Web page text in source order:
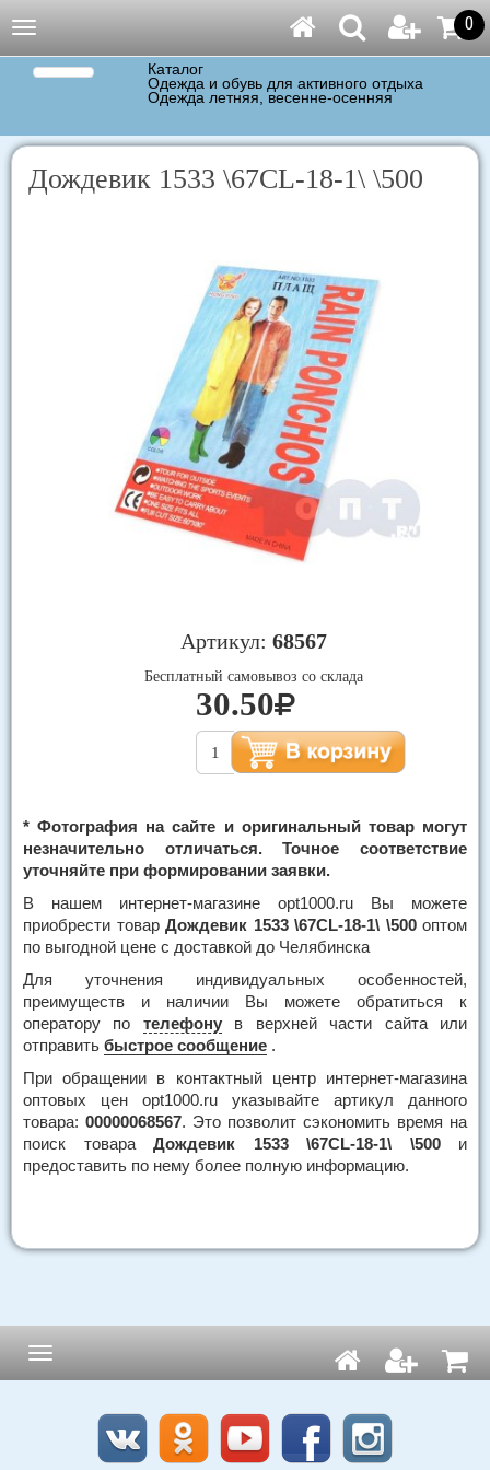
Навигация 0
Каталог
Одежда и обувь для активного отдыха
Одежда летняя, весенне-осенняя
Дождевик 1533 \67CL-18-1\ \500
Артикул: 68567
Бесплатный самовывоз со склада
30.50
* Фотография на сайте и оригинальный товар могут
незначительно отличаться. Точное соответствие
уточняйте при формировании заявки.
В нашем интернет-магазине opt1000.ru Вы можете
приобрести товар Дождевик 1533 \67CL-18-1\ \500оптом
по выгодной цене с доставкой до Челябинска
Для уточнения индивидуальных особенностей,
преимуществ и наличии Вы можете обратиться к
оператору по телефонув верхней части сайта или
отправить быстрое сообщение .
При обращении в контактный центр интернет-магазина
оптовых цен opt1000.ru указывайте артикул данного
товара: 00000068567. Это позволит сэкономить время на
поиск товара Дождевик 1533 \67CL-18-1\ \500и
предоставить по нему более полную информацию.
Навигация